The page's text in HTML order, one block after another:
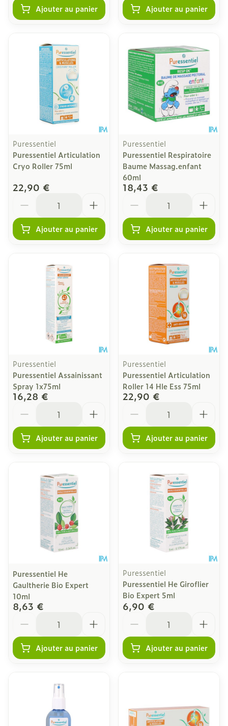
Ajouter au panier Ajouter au panier
Puressentiel
Puressentiel Articulation
Cryo Roller 75ml
22,90 €
Ajouter au panier
Puressentiel
Puressentiel Respiratoire
Baume Massag.enfant
60ml
18,43 €
Ajouter au panier
Puressentiel
Puressentiel Assainissant
Spray 1x75ml
16,28 €
Ajouter au panier
Puressentiel
Puressentiel Articulation
Roller 14 Hle Ess 75ml
22,90 €
Ajouter au panier
Puressentiel He
Gaultherie Bio Expert
10ml
8,63 €
Ajouter au panier
Puressentiel
Puressentiel He Giroflier
Bio Expert 5ml
6,90 €
Ajouter au panier